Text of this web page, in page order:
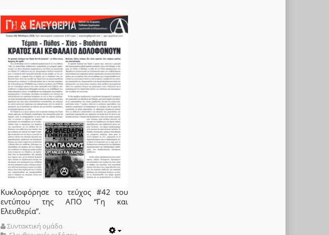
Κυκλοφόρησε το τεύχος #42 του
εντύπου της ΑΠΟ “Γη και
Ελευθερία”.
Συντακτική ομάδα